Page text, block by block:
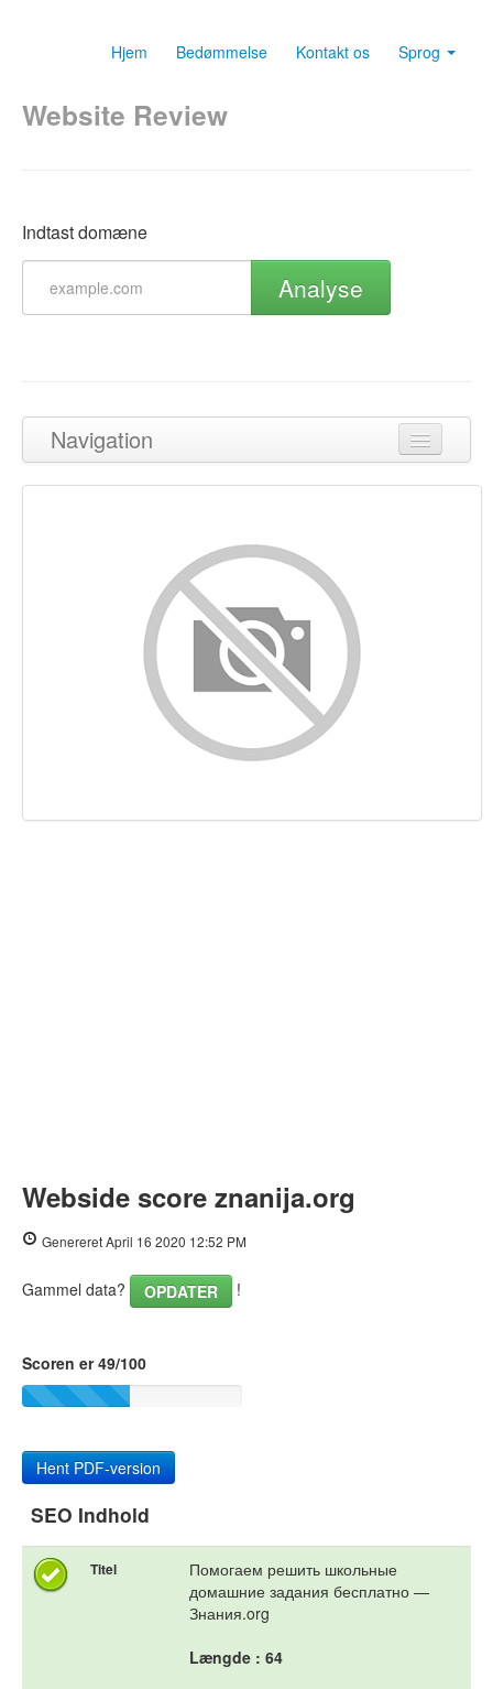
Hjem Bedømmelse Kontakt os Sprog
Website Review
Indtast domæne
Analyse
Navigation
Tilbage til toppen
Nøgleord
Brugervenlighed
Dokument
Webside score znanija.org
Genereret April 16 2020 12:52 PM
Gammel data? OPDATER !
Scoren er 49/100
Hent PDF-version
SEO Indhold
Titel
Помогаем решить школьные
домашние задания бесплатно —
Знания.org
Længde : 64